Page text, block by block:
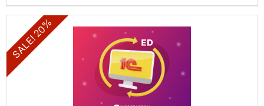
SALE! 20%